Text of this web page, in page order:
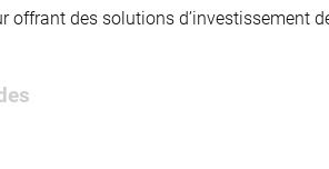
des solutions d’investissement